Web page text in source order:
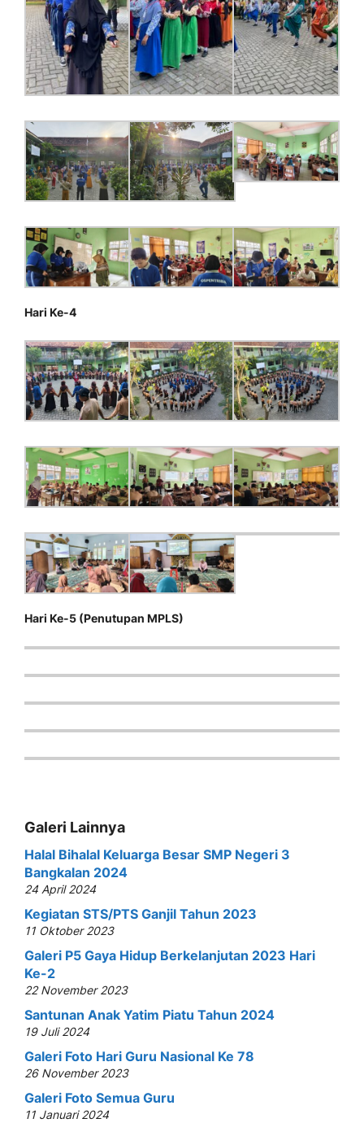
Hari Ke-4
Hari Ke-5 (Penutupan MPLS)
Galeri Lainnya
Halal Bihalal Keluarga Besar SMP Negeri 3
Bangkalan 2024
24 April 2024
Kegiatan STS/PTS Ganjil Tahun 2023
11 Oktober 2023
Galeri P5 Gaya Hidup Berkelanjutan 2023 Hari
Ke-2
22 November 2023
Santunan Anak Yatim Piatu Tahun 2024
19 Juli 2024
Galeri Foto Hari Guru Nasional Ke 78
26 November 2023
Galeri Foto Semua Guru
11 Januari 2024